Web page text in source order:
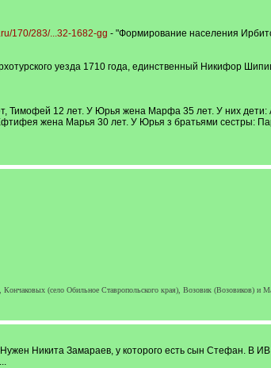
170/283/...32-1682-gg - "Формирование населения
уезда 1710 года, единственный Никифор
12 лет. У Юрья жена Марфа 35 лет. У них дети:
жена Марья 30 лет. У Юрья з братьями сестры:
(село Обильное Ставропольского края), Возовик (Возовиков) и
Никита Замараев, у которого есть сын Стефан. В ИВ